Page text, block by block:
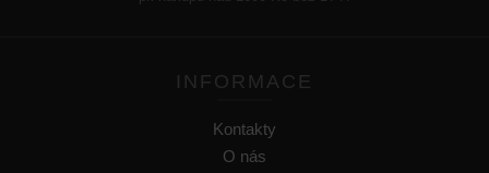
INFORMACE
Kontakty
O nás